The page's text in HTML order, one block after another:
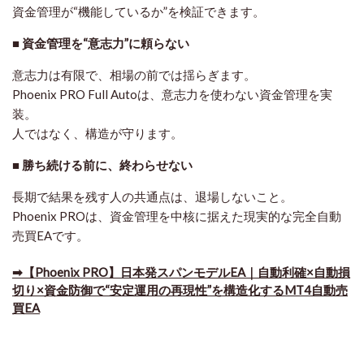
資金管理が“機能しているか”を検証できます。
■ 資金管理を“意志力”に頼らない
意志力は有限で、相場の前では揺らぎます。
Phoenix PRO Full Autoは、 意志力を使わない資金管理を実
装。
人ではなく、構造が守ります。
■ 勝ち続ける前に、終わらせない
長期で結果を残す人の共通点は、退場しないこと。
Phoenix PROは、資金管理を中核に据えた現実的な完全自動
売買EAです。
➡【Phoenix PRO】日本発スパンモデルEA｜自動利確×自動損
切り×資金防御で“安定運用の再現性”を構造化するMT4自動売
買EA